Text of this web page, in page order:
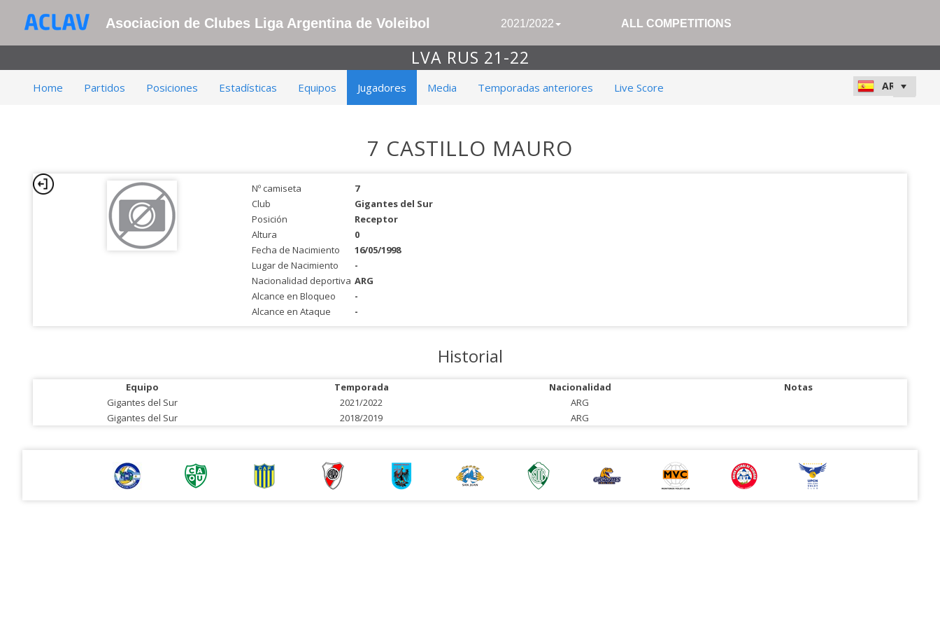
Asociacion de Clubes Liga Argentina de Voleibol 2021/2022 ALL COMPETITIONS
LVA RUS 21-22
Home Partidos Posiciones Estadísticas Equipos Jugadores Media Temporadas anteriores Live Score
7 CASTILLO MAURO
Nº camiseta
7
Club
Gigantes del Sur
Posición
Receptor
Altura
0
Fecha de Nacimiento
16/05/1998
Lugar de Nacimiento
-
Nacionalidad deportiva ARG
Alcance en Bloqueo
-
Alcance en Ataque
-
Historial
Equipo Temporada Nacionalidad
Notas
Gigantes del Sur
2021/2022
ARG
Gigantes del Sur
2018/2019 ARG